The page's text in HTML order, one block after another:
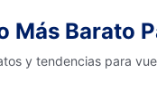
Más Barato
y tendencias para